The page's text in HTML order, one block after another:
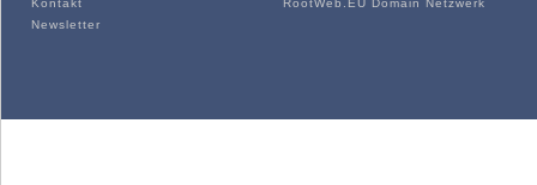
Kontakt
Newsletter
RootWeb.EU Domain Netzwerk